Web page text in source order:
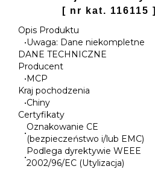
[ nr kat. 116115 ]
Opis Produktu
•Uwaga: Dane niekompletne
DANE TECHNICZNE
Producent
•MCP
Kraj pochodzenia
•Chiny
Certyfikaty
•
Oznakowanie CE
(bezpieczeństwo i/lub EMC)
•
Podlega dyrektywie WEEE
2002/96/EC (Utylizacja)